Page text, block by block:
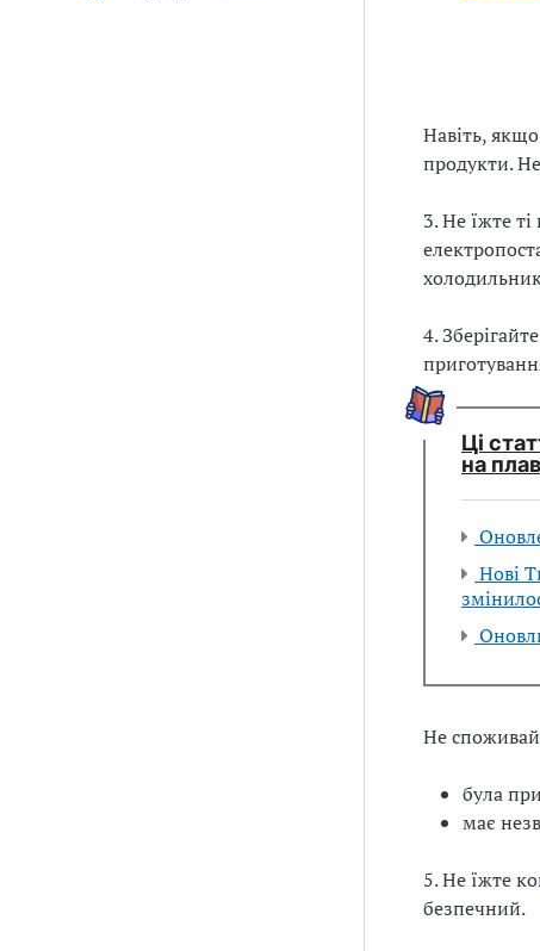
Навіть,
продукти.
3. Не їжте ті
4.
Ці
на
Нові
Не
була
має
5. Не їжте
безпечний.